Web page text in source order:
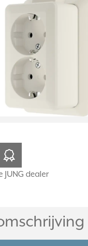
JUNG dealer